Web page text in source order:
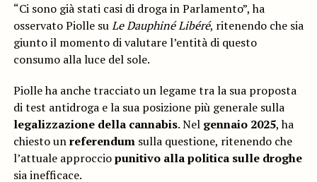
“Ci sono già stati casi di droga in Parlamento”, ha
osservato Piolle suLe Dauphiné Libéré, ritenendo che sia
giunto il momento di valutare l’entità di questo
consumo alla luce del sole.
Piolle ha anche tracciato un legame tra la sua proposta
di test antidroga e la sua posizione più generale sulla
legalizzazione della cannabis. Nel gennaio 2025, ha
chiesto unreferendumsulla questione, ritenendo che
l’attuale approcciopunitivo alla politica sulle droghe
sia inefficace.